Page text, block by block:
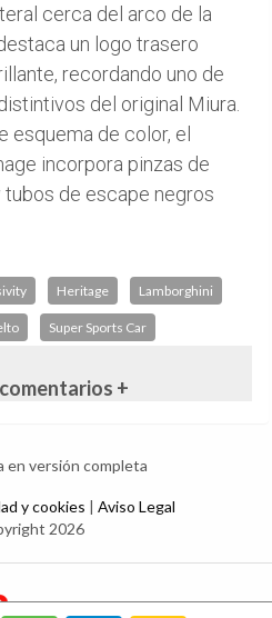
cerca del arco de la
un logo trasero
recordando uno de
del original Miura.
esquema de color, el
incorpora pinzas de
de escape negros
Heritage Lamborghini
Super Sports Car
+
en versión completa
y cookies | Aviso Legal
2026